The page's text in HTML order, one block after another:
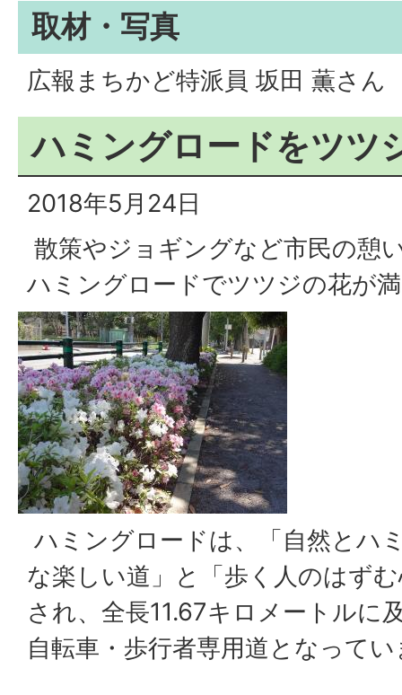
取材・写真
広報まちかど特派員 坂田 薫さん
ハミングロードをツツ
2018年5月24日
散策やジョギングなど市民の憩
ハミングロードでツツジの花が
ハミングロードは、「自然とハ
な楽しい道」と「歩く人のはず
され、全長11.67キロメートルに
自転車・歩行者専用道となって